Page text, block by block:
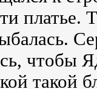
платье.
чтобы
такой